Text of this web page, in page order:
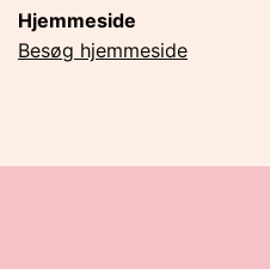
Hjemmeside
Besøg hjemmeside